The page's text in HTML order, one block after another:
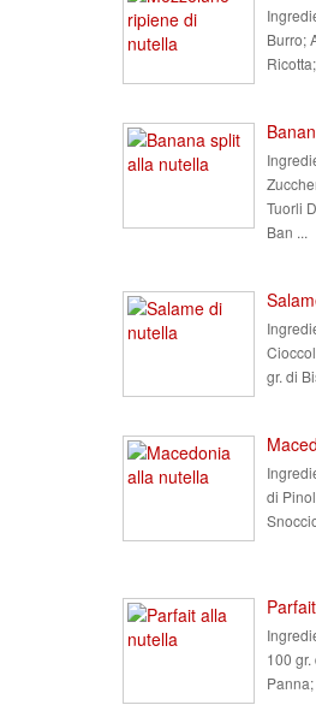
Burro;
Tuorli
Ban ...
gr. di
di
100